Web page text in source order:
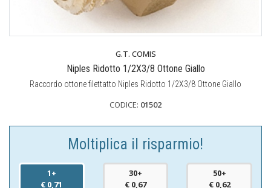
G.T. COMIS
Niples Ridotto 1/2X3/8 Ottone Giallo
Raccordo ottone filettatto Niples Ridotto 1/2X3/8 Ottone Giallo
CODICE: 01502
Moltiplica il risparmio!
1+
€ 0,71
30+
€ 0,67
50+
€ 0,62